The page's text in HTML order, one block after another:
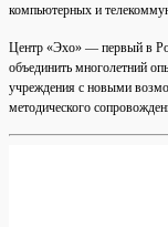
компьютерных и
Центр «Эхо» — первый в
объединить многолетний
учреждения с новыми
методического